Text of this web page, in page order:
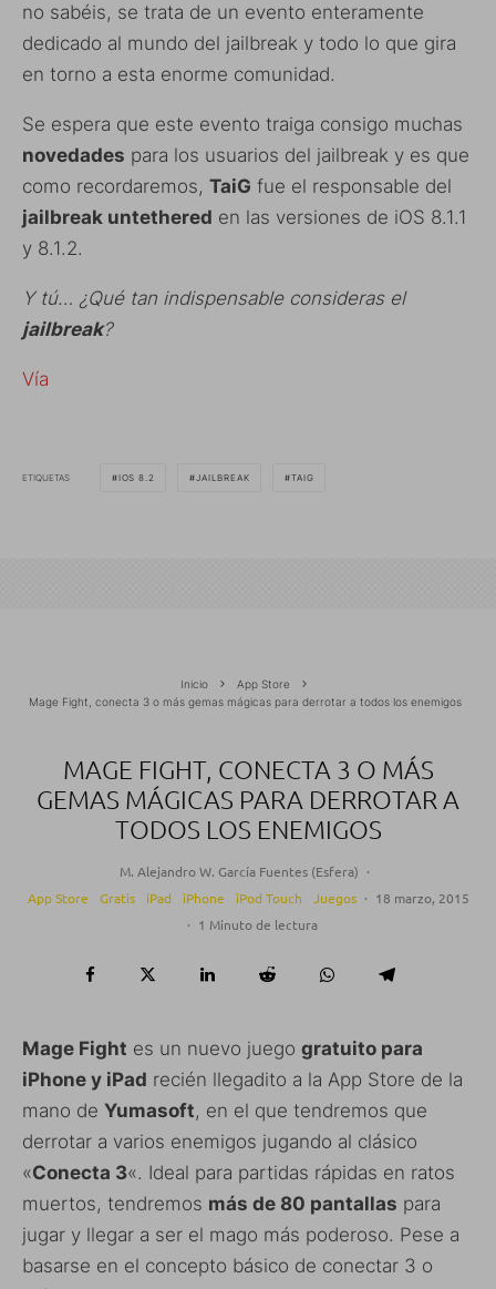
no sabéis, se trata de un evento enteramente
dedicado al mundo del jailbreak y todo lo que gira
en torno a esta enorme comunidad.
Se espera que este evento traiga consigo muchas
novedades para los usuarios del jailbreak y es que
como recordaremos, TaiG fue el responsable del
jailbreak untethered en las versiones de iOS 8.1.1
y 8.1.2.
Y tú… ¿Qué tan indispensable consideras el
jailbreak?
Vía
ETIQUETAS IOS 8.2 JAILBREAK TAIG
Inicio
App Store
Mage Fight, conecta 3 o más gemas mágicas para derrotar a todos los enemigos
MAGE FIGHT, CONECTA 3 O MÁS
GEMAS MÁGICAS PARA DERROTAR A
TODOS LOS ENEMIGOS
M. Alejandro W. García Fuentes (Esfera) ·
App Store
Gratis iPad iPhone iPod Touch Juegos · 18 marzo, 2015
· 1 Minuto de lectura
Mage Fight es un nuevo juego gratuito para
iPhone y iPad recién llegadito a la App Store de la
mano de Yumasoft, en el que tendremos que
derrotar a varios enemigos jugando al clásico
«Conecta 3«. Ideal para partidas rápidas en ratos
muertos, tendremos más de 80 pantallas para
jugar y llegar a ser el mago más poderoso. Pese a
basarse en el concepto básico de conectar 3 o